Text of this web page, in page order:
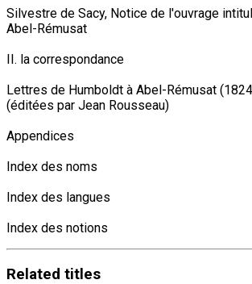
Silvestre de Sacy, Notice de l'ouvrage
Abel-Rémusat
II. la correspondance
Lettres de Humboldt à Abel-Rémusat
(éditées par Jean Rousseau)
Appendices
Index des noms
Index des langues
Index des notions
Related titles